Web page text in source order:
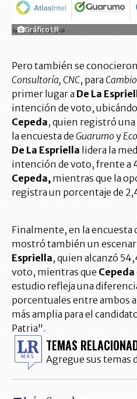
Gráfico LR
Pero también se
Consultoría, CNC, para
primer lugar a De La
intención de voto,
Cepeda, quien registró
la encuesta de Guarumoy
De La Espriella lidera la
intención de voto, frente a
Cepeda, mientras que la
registra un porcentaje de
Finalmente, en la encuesta
mostró también un
Espriella, quien alcanzó
voto, mientras que Cepeda
estudio refleja una
porcentuales entre ambos
más amplia para el
Patria".
TEMAS
Agregue sus temas